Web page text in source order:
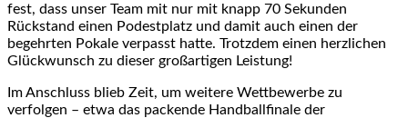
fest, dass unser Team mit nur mit knapp 70 Sekunden
Rückstand einen Podestplatz und damit auch einen der
begehrten Pokale verpasst hatte. Trotzdem einen herzlichen
Glückwunsch zu dieser großartigen Leistung!
Im Anschluss blieb Zeit, um weitere Wettbewerbe zu
verfolgen – etwa das packende Handballfinale der